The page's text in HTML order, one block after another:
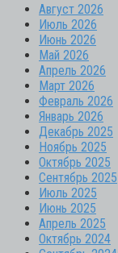
Август 2026
Июль 2026
Июнь 2026
Май 2026
Апрель 2026
Март 2026
Февраль 2026
Январь 2026
Декабрь 2025
Ноябрь 2025
Октябрь 2025
Сентябрь 2025
Июль 2025
Июнь 2025
Апрель 2025
Октябрь 2024